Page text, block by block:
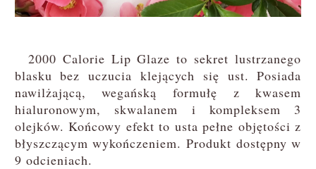
2000 Calorie Lip Glaze to sekret lustrzanego
blasku bez uczucia klejących się ust. Posiada
nawilżającą, wegańską formułę z kwasem
hialuronowym, skwalanem i kompleksem 3
olejków. Końcowy efekt to usta pełne objętości z
błyszczącym wykończeniem. Produkt dostępny w
9 odcieniach.